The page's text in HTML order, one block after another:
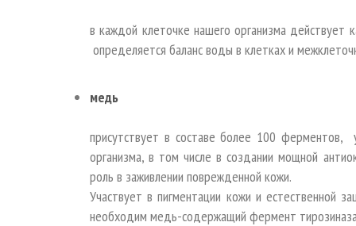
в каждой клеточке нашего организма действует
определяется баланс воды в клетках и
медь
присутствует в составе более 100 ферментов,
организма, в том числе в создании мощной
роль в заживлении поврежденной кожи.
Участвует в пигментации кожи и естественной
необходим медь-содержащий фермент